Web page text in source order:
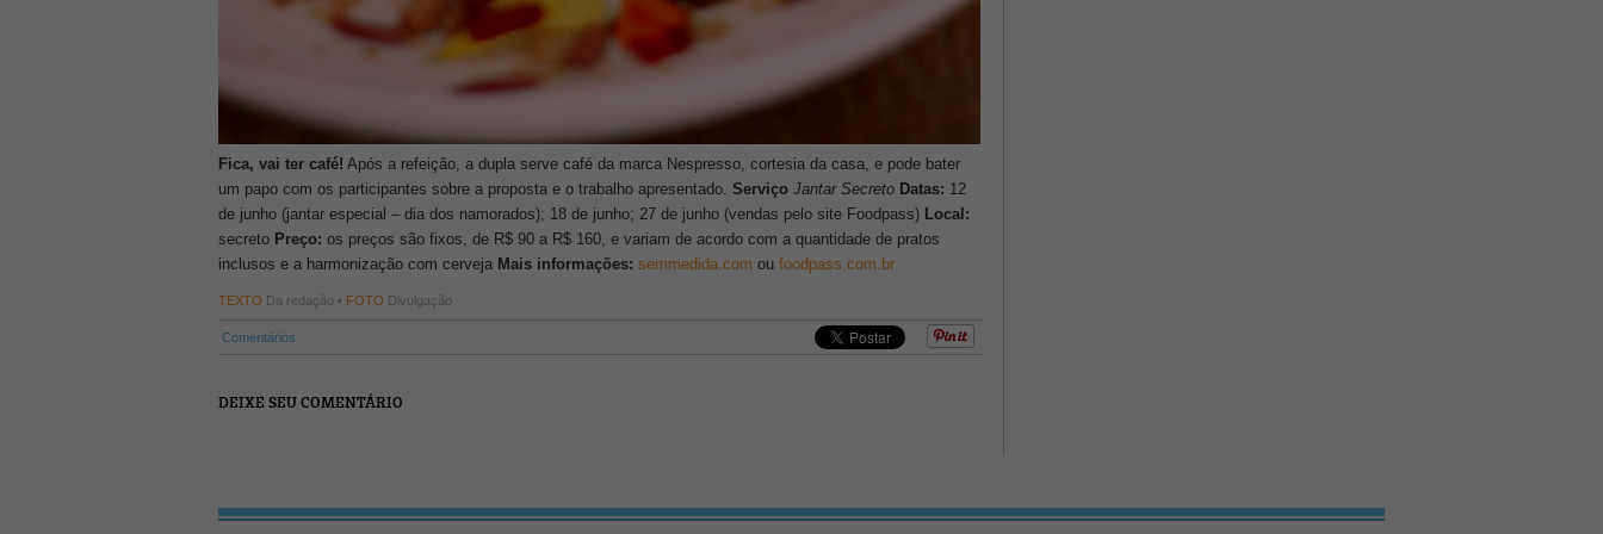
Fica, vai ter café! Após a refeição, a dupla serve café da marca Nespresso, cortesia da casa, e pode bater
um papo com os participantes sobre a proposta e o trabalho apresentado. Serviço Jantar Secreto Datas: 12
de junho (jantar especial – dia dos namorados); 18 de junho; 27 de junho (vendas pelo site Foodpass) Local:
secreto Preço: os preços são fixos, de R$ 90 a R$ 160, e variam de acordo com a quantidade de pratos
inclusos e a harmonização com cerveja Mais informações: semmedida.com ou foodpass.com.br
TEXTO Da redação • FOTO Divulgação
Comentários
DEIXE SEU COMENTÁRIO